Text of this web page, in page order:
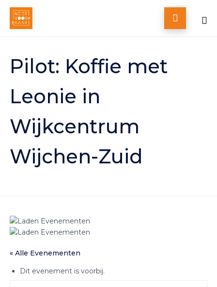

content
Pilot: Koffie met
Leonie in
Wijkcentrum
Wijchen-Zuid
« Alle Evenementen
Dit evenement is voorbij.